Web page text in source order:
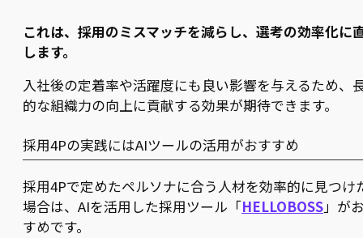
これは、採用のミスマッチを減らし、選考の効率化に
します。
入社後の定着率や活躍度にも良い影響を与えるため、
的な組織力の向上に貢献する効果が期待できます。
採用4Pの実践にはAIツールの活用がおすすめ
採用4Pで定めたペルソナに合う人材を効率的に見つけ
場合は、AIを活用した採用ツール「HELLOBOSS」が
すめです。